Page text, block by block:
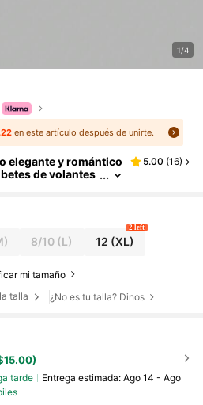
1/4
en este artículo después de unirte.
elegante y romántico
de volantes
5.00 (16)
8/10 (L) 12 (XL)
2 left
mi tamaño
talla ¿No es tu talla? Dinos
tarde Entrega estimada: Ago 14 - Ago